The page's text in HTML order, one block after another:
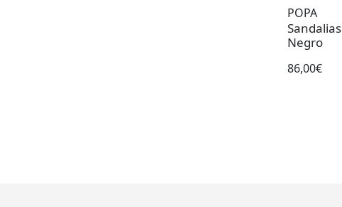
POPA
Sandalias
Negro
86,00€